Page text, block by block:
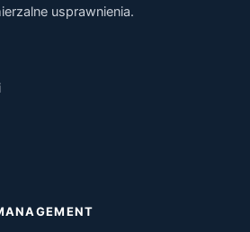
usprawnienia.